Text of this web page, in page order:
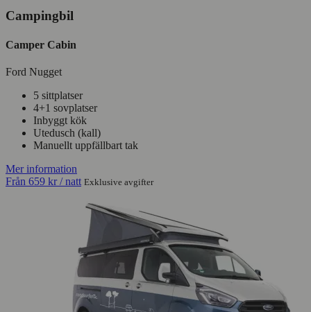
Campingbil
Camper Cabin
Ford Nugget
5 sittplatser
4+1 sovplatser
Inbyggt kök
Utedusch (kall)
Manuellt uppfällbart tak
Mer information
Från 659 kr / natt Exklusive avgifter